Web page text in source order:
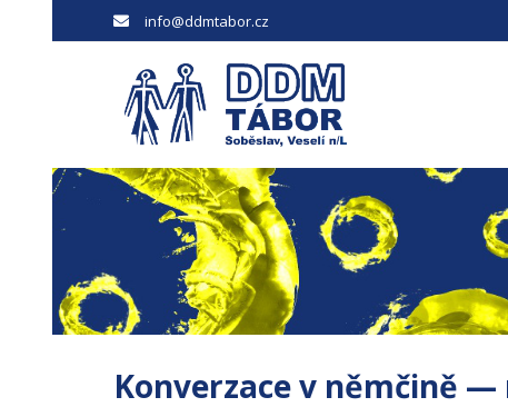
info@ddmtabor.cz
Konverzace v němčině